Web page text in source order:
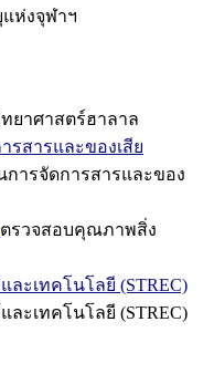
ห่งจุฬาฯ
ยาศาสตร์ฮาลาล
รสารและของเสีย
การจัดการสารและของ
ตรวจสอบคุณภาพสิ่ง
ะเทคโนโลยี (STREC)
ะเทคโนโลยี (STREC)